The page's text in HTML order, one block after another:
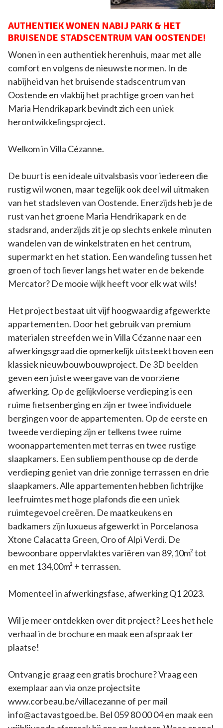
AUTHENTIEK WONEN NABIJ PARK & HET
BRUISENDE STADSCENTRUM VAN OOSTENDE!
Wonen in een authentiek herenhuis, maar met alle
comfort en volgens de nieuwste normen. In de
nabijheid van het bruisende stadscentrum van
Oostende en vlakbij het prachtige groen van het
Maria Hendrikapark bevindt zich een uniek
herontwikkelingsproject.
Welkom in Villa Cézanne.
De buurt is een ideale uitvalsbasis voor iedereen die
rustig wil wonen, maar tegelijk ook deel wil uitmaken
van het stadsleven van Oostende. Enerzijds heb je de
rust van het groene Maria Hendrikapark en de
stadsrand, anderzijds zit je op slechts enkele minuten
wandelen van de winkelstraten en het centrum,
supermarkt en het station. Een wandeling tussen het
groen of toch liever langs het water en de bekende
Mercator? De mooie wijk heeft voor elk wat wils!
Het project bestaat uit vijf hoogwaardig afgewerkte
appartementen. Door het gebruik van premium
materialen streefden we in Villa Cézanne naar een
afwerkingsgraad die opmerkelijk uitsteekt boven een
klassiek nieuwbouwbouwproject. De 3D beelden
geven een juiste weergave van de voorziene
afwerking. Op de gelijkvloerse verdieping is een
ruime fietsenberging en zijn er twee individuele
bergingen voor de appartementen. Op de eerste en
tweede verdieping zijn er telkens twee ruime
woonappartementen met terras en twee rustige
slaapkamers. Een subliem penthouse op de derde
verdieping geniet van drie zonnige terrassen en drie
slaapkamers. Alle appartementen hebben lichtrijke
leefruimtes met hoge plafonds die een uniek
ruimtegevoel creëren. De maatkeukens en
badkamers zijn luxueus afgewerkt in Porcelanosa
Xtone Calacatta Green, Oro of Alpi Verdi. De
bewoonbare oppervlaktes variëren van 89,10m² tot
en met 134,00m² + terrassen.
Momenteel in afwerkingsfase, afwerking Q1 2023.
Wil je meer ontdekken over dit project? Lees het hele
verhaal in de brochure en maak een afspraak ter
plaatse!
Ontvang je graag een gratis brochure? Vraag een
exemplaar aan via onze projectsite
www.corbeau.be/villacezanne of per mail
info@actavastgoed.be. Bel 059 80 00 04 en maak een